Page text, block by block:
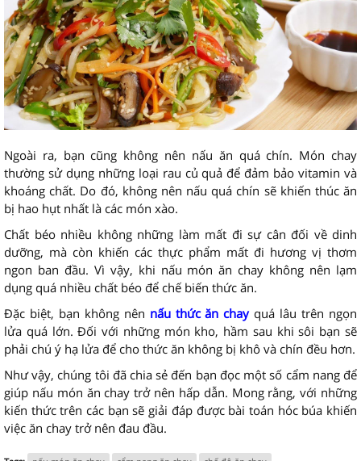
Ngoài ra, bạn cũng không nên nấu ăn quá chín. Món chay
thường sử dụng những loại rau củ quả để đảm bảo vitamin và
khoáng chất. Do đó, không nên nấu quá chín sẽ khiến thúc ăn
bị hao hụt nhất là các món xào.
Chất béo nhiều không những làm mất đi sự cân đối về dinh
dưỡng, mà còn khiến các thực phẩm mất đi hương vị thơm
ngon ban đầu. Vì vậy, khi nấu món ăn chay không nên lạm
dụng quá nhiều chất béo để chế biến thức ăn.
Đặc biệt, bạn không nên nấu thức ăn chayquá lâu trên ngọn
lửa quá lớn. Đối với những món kho, hầm sau khi sôi bạn sẽ
phải chú ý hạ lửa để cho thức ăn không bị khô và chín đều hơn.
Như vậy, chúng tôi đã chia sẻ đến bạn đọc một số cẩm nang để
giúp nấu món ăn chay trở nên hấp dẫn. Mong rằng, với những
kiến thức trên các bạn sẽ giải đáp được bài toán hóc búa khiến
việc ăn chay trở nên đau đầu.